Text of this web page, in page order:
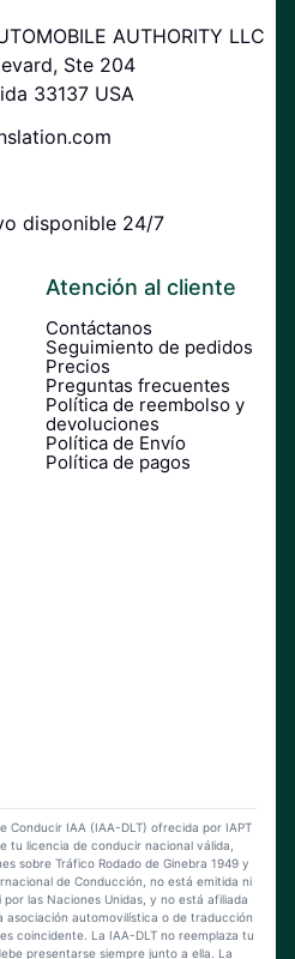
AUTHORITY LLC
Ste 204
33137 USA
disponible 24/7
Atención al cliente
Contáctanos
Seguimiento de pedidos
Precios
Preguntas frecuentes
Política de reembolso y
devoluciones
Política de Envío
Política de pagos
Conducir IAA (IAA-DLT) ofrecida por IAPT
tu licencia de conducir nacional válida,
sobre Tráfico Rodado de Ginebra 1949 y
de Conducción, no está emitida ni
las Naciones Unidas, y no está afiliada
asociación automovilística o de traducción
coincidente. La IAA-DLT no reemplaza tu
presentarse siempre junto a ella. La